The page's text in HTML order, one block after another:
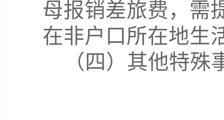
母报销差旅费，需
在非户口所在地生
（四）其他特